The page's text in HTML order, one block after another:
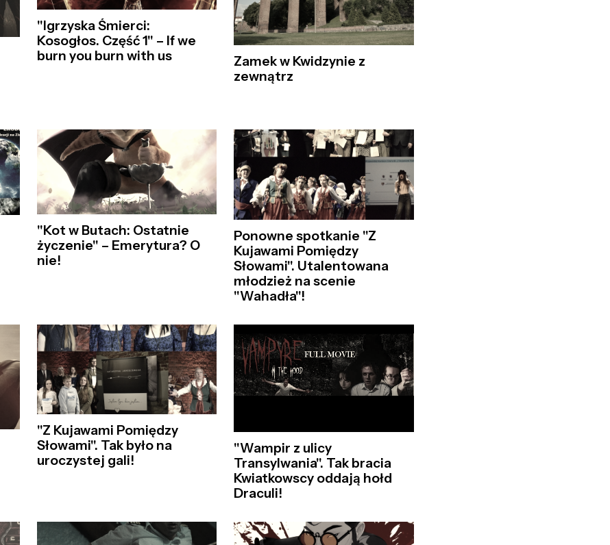
"Igrzyska Śmierci:
Kosogłos. Część 1" – If we
burn you burn with us
Zamek w Kwidzynie z
zewnątrz
"Kot w Butach: Ostatnie
życzenie" – Emerytura? O
nie!
Ponowne spotkanie "Z
Kujawami Pomiędzy
Słowami". Utalentowana
młodzież na scenie
"Wahadła"!
"Z Kujawami Pomiędzy
Słowami". Tak było na
uroczystej gali!
"Wampir z ulicy
Transylwania". Tak bracia
Kwiatkowscy oddają hołd
Draculi!